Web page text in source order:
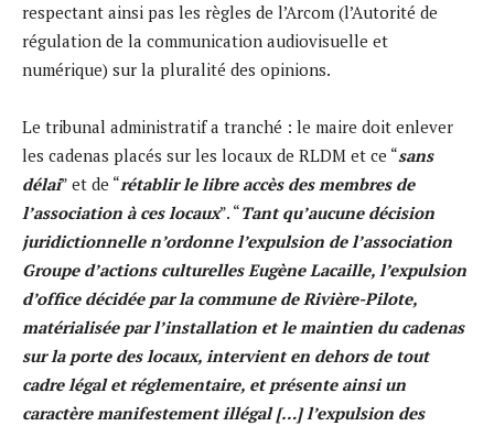
respectant ainsi pas les règles de l’Arcom (l’Autorité de
régulation de la communication audiovisuelle et
numérique) sur la pluralité des opinions.
Le tribunal administratif a tranché : le maire doit enlever
les cadenas placés sur les locaux de RLDM et ce “sans
délai” et de “rétablir le libre accès des membres de
l’association à ces locaux”. “Tant qu’aucune décision
juridictionnelle n’ordonne l’expulsion de l’association
Groupe d’actions culturelles Eugène Lacaille, l’expulsion
d’office décidée par la commune de Rivière-Pilote,
matérialisée par l’installation et le maintien du cadenas
sur la porte des locaux, intervient en dehors de tout
cadre légal et réglementaire, et présente ainsi un
caractère manifestement illégal […] l’expulsion des